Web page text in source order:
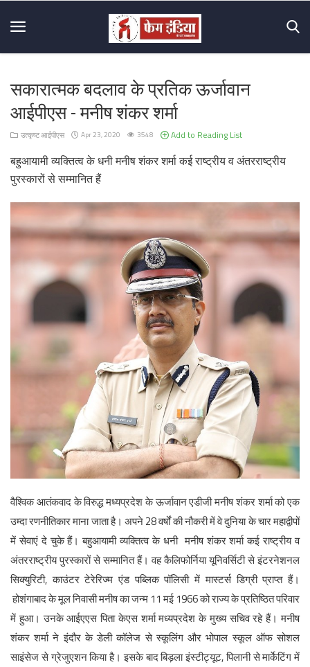
Home
About
Us
Mission
&
Vision
Hall
Of
Fame
Contact
सकारात्मक बदलाव के प्रतिक ऊर्जावान
आईपीएस - मनीष शंकर शर्मा
उत्कृष्ट आईपीएस Apr 23, 2020 3548
Add to Reading List
बहुआयामी व्यक्तित्व के धनी मनीष शंकर शर्मा कई राष्ट्रीय व अंतरराष्ट्रीय
पुरस्कारों से सम्मानित हैं
वैश्विक आतंकवाद के विरुद्ध मध्यप्रदेश के ऊर्जावान एडीजी मनीष शंकर शर्मा को एक
उम्दा रणनीतिकार माना जाता है। अपने 28 वर्षों की नौकरी में वे दुनिया के चार महाद्वीपों
में सेवाएं दे चुके हैं। बहुआयामी व्यक्तित्व के धनी मनीष शंकर शर्मा कई राष्ट्रीय व
अंतरराष्ट्रीय पुरस्कारों से सम्मानित हैं। वह कैलिफोर्निया यूनिवर्सिटी से इंटरनेशनल
सिक्युरिटी, काउंटर टेरेरिज्म एंड पब्लिक पॉलिसी में मास्टर्स डिग्री प्राप्त हैं।
होशंगाबाद के मूल निवासी मनीष का जन्म 11 मई 1966 को राज्य के प्रतिष्ठित परिवार
में हुआ। उनके आईएएस पिता केएस शर्मा मध्यप्रदेश के मुख्य सचिव रहे हैं। मनीष
शंकर शर्मा ने इंदौर के डेली कॉलेज से स्कूलिंग और भोपाल स्कूल ऑफ सोशल
साइंसेज से ग्रेजुएशन किया है। इसके बाद बिड़ला इंस्टीट्यूट, पिलानी से मार्केटिंग में